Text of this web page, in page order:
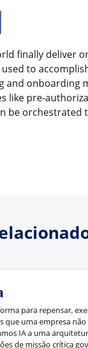
finally deliver
to
and onboarding
like pre-
be orchestrated
para repensar,
que uma empresa
IA a uma
de missão crítica